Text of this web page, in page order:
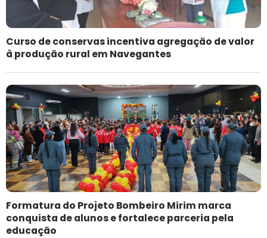
Curso de conservas incentiva agregação de valor
à produção rural em Navegantes
Formatura do Projeto Bombeiro Mirim marca
conquista de alunos e fortalece parceria pela
educação